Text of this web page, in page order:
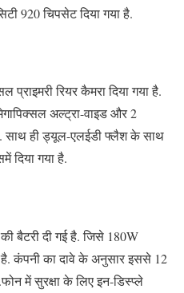
920 चिपसेट दिया गया है.
रियर कैमरा दिया गया है.
अल्ट्रा-वाइड और 2
साथ ही ड्यूल-एलईडी फ्लैश के साथ
दिया गया है.
बैटरी दी गई है. जिसे 180W
है. कंपनी का दावे के अनुसार इससे 12
में सुरक्षा के लिए इन-डिस्प्ले